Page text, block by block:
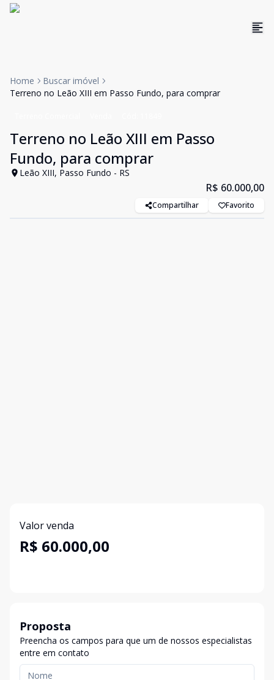
Home
Buscar imóvel
Terreno no Leão XIII em Passo Fundo, para comprar
Terreno no Leão XIII em Passo
Fundo, para comprar
Leão XIII, Passo Fundo - RS
R$ 60.000,00
Compartilhar Favorito
Valor venda
R$ 60.000,00
Proposta
Preencha os campos para que um de nossos especialistas
entre em contato